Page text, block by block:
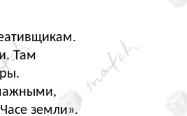
Там
Часе земли».